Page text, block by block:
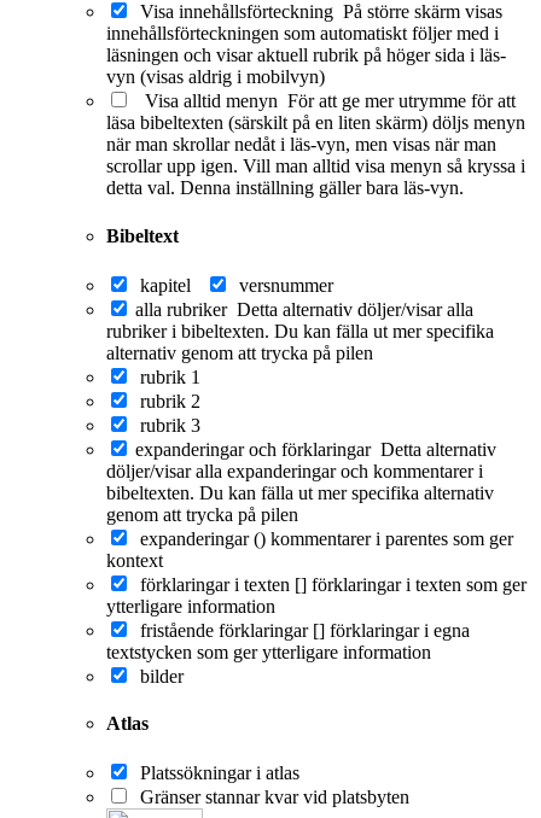
Visa innehållsförteckning På större skärm visas
innehållsförteckningen som automatiskt följer med i
läsningen och visar aktuell rubrik på höger sida i läs-
vyn (visas aldrig i mobilvyn)
Visa alltid menyn För att ge mer utrymme för att
läsa bibeltexten (särskilt på en liten skärm) döljs menyn
när man skrollar nedåt i läs-vyn, men visas när man
scrollar upp igen. Vill man alltid visa menyn så kryssa i
detta val. Denna inställning gäller bara läs-vyn.
Bibeltext
kapitel
versnummer
alla rubriker Detta alternativ döljer/visar alla
rubriker i bibeltexten. Du kan fälla ut mer specifika
alternativ genom att trycka på pilen
rubrik 1
rubrik 2
rubrik 3
expanderingar och förklaringar Detta alternativ
döljer/visar alla expanderingar och kommentarer i
bibeltexten. Du kan fälla ut mer specifika alternativ
genom att trycka på pilen
expanderingar () kommentarer i parentes som ger
kontext
förklaringar i texten [] förklaringar i texten som ger
ytterligare information
fristående förklaringar [] förklaringar i egna
textstycken som ger ytterligare information
bilder
Atlas
Platssökningar i atlas
Gränser stannar kvar vid platsbyten